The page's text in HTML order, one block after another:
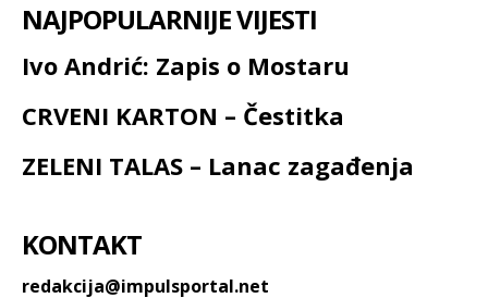
NAJPOPULARNIJE VIJESTI
Ivo Andrić: Zapis o Mostaru
CRVENI KARTON – Čestitka
ZELENI TALAS – Lanac zagađenja
KONTAKT
redakcija@impulsportal.net